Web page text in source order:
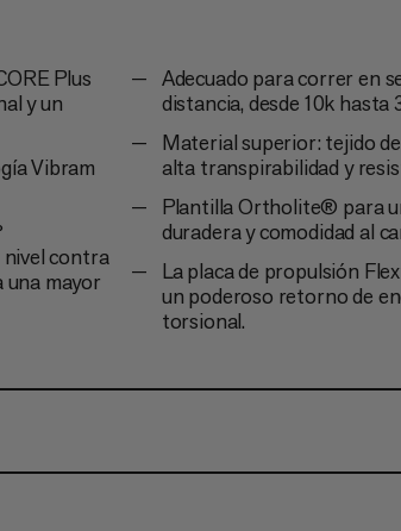
Plus
y un
Vibram
contra
una mayor
Adecuado para correr en
distancia, desde 10k hasta
Material superior: tejido
alta transpirabilidad y
Plantilla Ortholite® para
duradera y comodidad al
La placa de propulsión
un poderoso retorno de
torsional.